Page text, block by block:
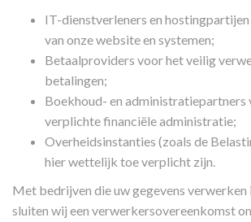
IT-dienstverleners en
van onze website en systemen;
Betaalproviders voor het veilig
betalingen;
Boekhoud- en administratiepartners
verplichte financiële administratie;
Overheidsinstanties (zoals de
hier wettelijk toe verplicht zijn.
Met bedrijven die uw gegevens verwerken
sluiten wij een verwerkersovereenkomst